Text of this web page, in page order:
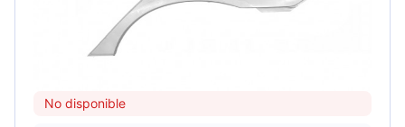
No disponible